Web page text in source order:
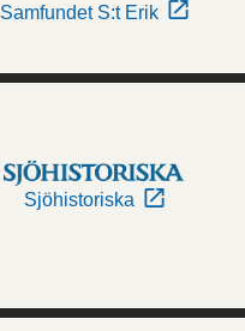
Samfundet S:t Erik
Sjöhistoriska